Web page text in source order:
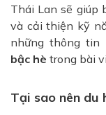
Thái Lan sẽ giúp
và cải thiện kỹ
những thông
bậc hè trong bài
Tại sao nên du